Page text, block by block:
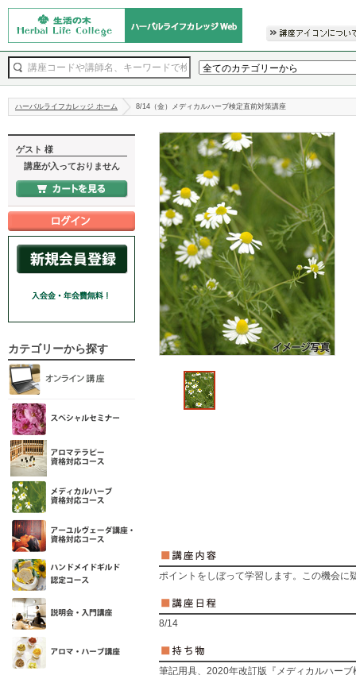
ハーバルライフカレッジ ホーム 8/14（金）メディカルハーブ検定直前対策講座
ゲスト 様
講座が入っておりません
カテゴリーから探す
ポイントをしぼって学習します。この機会に
8/14
筆記用具、2020年改訂版『メディカルハーブ